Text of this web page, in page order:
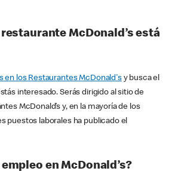
McDonald’s está
en los Restaurantes McDonald'sy busca el
interesado. Serás dirigido al sitio de
McDonald’s y, en la mayoría de los
puestos laborales ha publicado el
en McDonald’s?